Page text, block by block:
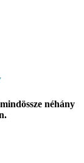
néhány